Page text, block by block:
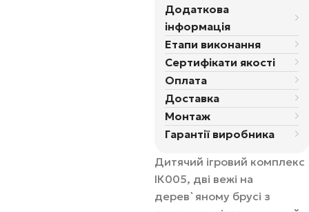
Додаткова
інформація
Етапи виконання
Сертифікати якості
Оплата
Доставка
Монтаж
Гарантії виробника
Дитячий ігровий комплекс
ІК005, дві вежі на
дерев`яному брусі з